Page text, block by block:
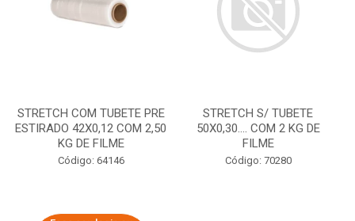
STRETCH COM TUBETE PRE
ESTIRADO 42X0,12 COM 2,50
KG DE FILME
Código: 64146
STRETCH S/ TUBETE
50X0,30.... COM 2 KG DE
FILME
Código: 70280